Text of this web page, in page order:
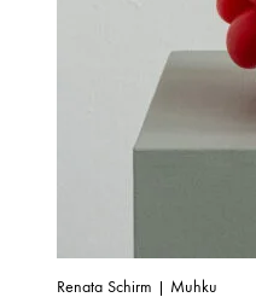
Renata Schirm | Muhku